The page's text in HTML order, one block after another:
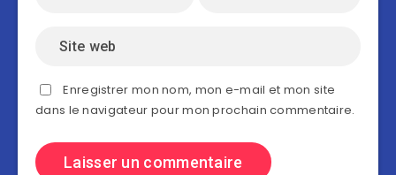
Enregistrer mon nom, mon e-mail et mon site
dans le navigateur pour mon prochain commentaire.